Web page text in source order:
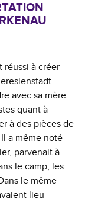
réussi à créer
avec sa mère
quant à
à des pièces de
a même noté
parvenait à
le camp, les
le même
lieu